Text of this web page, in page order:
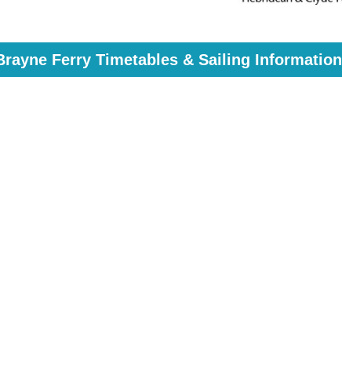
Ferry Timetables & Sailing Information